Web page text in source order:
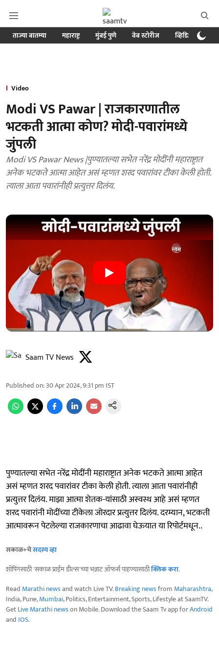
ताज्या बातम्या महाराष्ट्र मुंबई पुणे वेब स्टोरीज व्हिडिओ
Video
Modi VS Pawar | राजकारणातील
भटकती आत्मा कोण? मोदी-पवारांमध्ये
जुंपली
Modi VS Pawar News |पुण्यातल्या सभेत नरेंद्र मोदींनी महाराष्ट्रात
अनेक भटकते आत्मा आहेत असं म्हणत शरद पवारांवर टीका केली होती.
त्याला आता पवारांनीही प्रत्युत्तर दिलंय.
Saam TV News
Published on:30 Apr 2024, 9:31 pm IST
पुण्यातल्या सभेत नरेंद्र मोदींनी महाराष्ट्रात अनेक भटकते आत्मा आहेत
असं म्हणत शरद पवारांवर टीका केली होती. त्याला आता पवारांनीही
प्रत्युत्तर दिलंय. माझा आत्मा शेतक-यांसाठी अस्वस्थ आहे असं म्हणत
शरद पवारांनी मोदींच्या टीकेला जोरदार प्रत्युत्तर दिलंय. दरम्यान, भटकती
आत्मावरून पेटलेल्या राजकारणाचा आढावा घेऊयात या रिपोर्टमधून..
सकाळ+चेसदस्य व्हा
शॉपिंगसाठी 'सकाळ प्राईम डील्स'च्या भन्नाट ऑफर्स पाहण्यासाठीक्लिक करा.
Read Marathi newsand watch Live TV.Breaking newsfrom Maharashtra,
India, Pune,Mumbai, Politics, Entertainment, Sports, Lifestyle at SaamTV.
GetLive Marathi newson Mobile. Download the Saam Tv app forAndroid
and IOS.